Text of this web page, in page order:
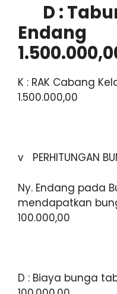
D :
K : RAK Cabang
1.500.000,00
v PERHITUNGAN
Ny. Endang pada
mendapatkan
100.000,00
D : Biaya